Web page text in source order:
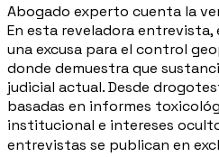
Abogado experto cuenta la
En esta reveladora
una excusa para el control
donde demuestra que
judicial actual. Desde
basadas en informes
institucional e intereses
entrevistas se publican en